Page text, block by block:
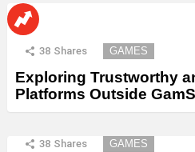
38 Shares GAMES
Exploring Trustworthy
Platforms Outside
38 Shares GAMES